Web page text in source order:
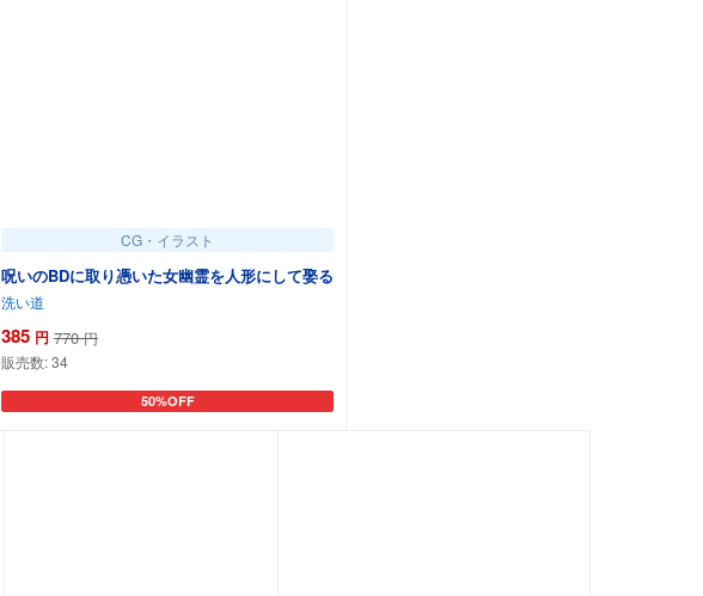
CG・イラスト
呪いのBDに取り憑いた女幽霊を人形にして娶る
洗い道
385 円 770 円
販売数:34
50%OFF
カートに追加